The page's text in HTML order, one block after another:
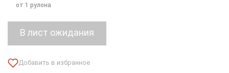
от 1 рулона